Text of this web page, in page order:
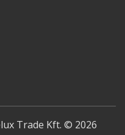
Trade Kft. © 2026